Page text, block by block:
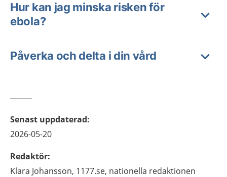
Hur kan jag minska risken för
ebola?
Påverka och delta i din vård
Senast uppdaterad:
2026-05-20
Redaktör:
Klara Johansson, 1177.se, nationella redaktionen